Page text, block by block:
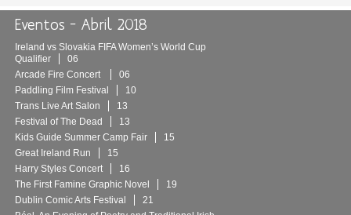
Eventos – Abril 2018
Ireland vs Slovakia FIFA Women’s World Cup
Qualifier
06
Arcade Fire Concert
06
Paddling Film Festival
10
Trans Live Art Salon
13
Festival of The Dead
13
Kids Guide Summer Camp Fair
15
Great Ireland Run
15
Harry Styles Concert
16
The First Famine Graphic Novel
19
Dublin Comic Arts Festival
21